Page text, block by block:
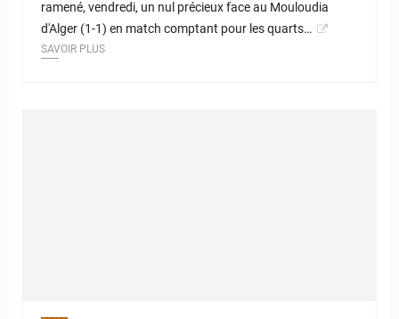
ramené, vendredi, un nul précieux face au Mouloudia
d'Alger (1-1) en match comptant pour les quarts…
SAVOIR PLUS